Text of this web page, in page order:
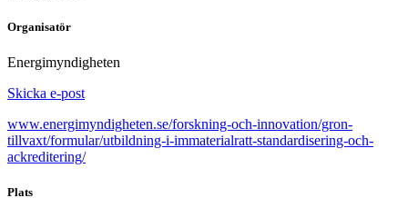
Organisatör
Energimyndigheten
Skicka e-post
www.energimyndigheten.se/forskning-och-innovation/gron-
tillvaxt/formular/utbildning-i-immaterialratt-standardisering-och-
ackreditering/
Plats